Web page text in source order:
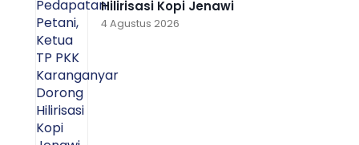
Hilirisasi Kopi Jenawi
4 Agustus 2026